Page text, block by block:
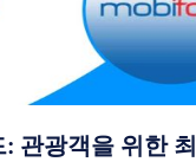
관광객을 위한